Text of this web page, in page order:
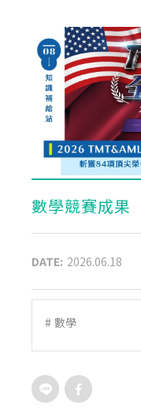
數學競賽成果
DATE: 2026.06.18
# 數學